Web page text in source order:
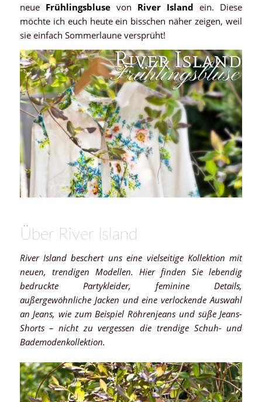
neue Frühlingsblusevon River Island ein. Diese
möchte ich euch heute ein bisschen näher zeigen, weil
sie einfach Sommerlaune versprüht!
Über River Island
River Island beschert uns eine vielseitige Kollektion mit
neuen, trendigen Modellen. Hier finden Sie lebendig
bedruckte Partykleider, feminine Details,
außergewöhnliche Jacken und eine verlockende Auswahl
an Jeans, wie zum Beispiel Röhrenjeans und süße Jeans-
Shorts – nicht zu vergessen die trendige Schuh- und
Bademodenkollektion.